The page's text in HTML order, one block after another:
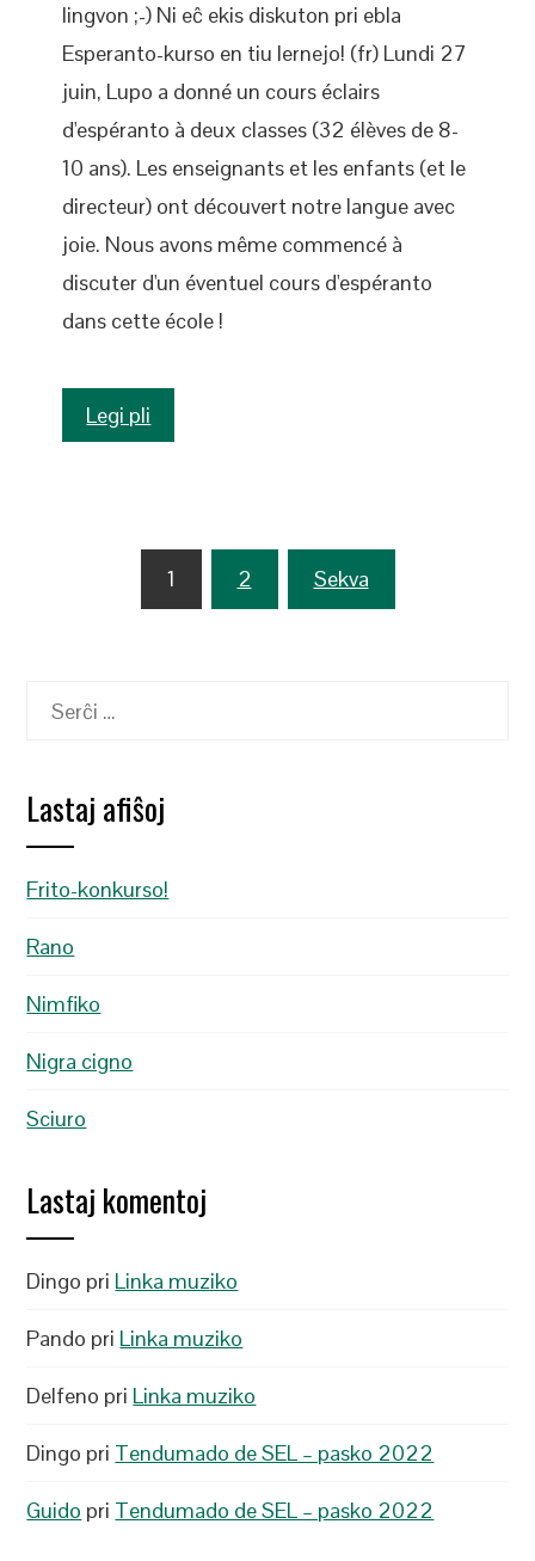
lingvon ;-) Ni eĉ ekis diskuton pri ebla
Esperanto-kurso en tiu lernejo! (fr) Lundi 27
juin, Lupo a donné un cours éclairs
d'espéranto à deux classes (32 élèves de 8-
10 ans). Les enseignants et les enfants (et le
directeur) ont découvert notre langue avec
joie. Nous avons même commencé à
discuter d'un éventuel cours d'espéranto
dans cette école !
Legi pli
1 2 Sekva
Serĉu:
Lastaj afiŝoj
Frito-konkurso!
Rano
Nimfiko
Nigra cigno
Sciuro
Lastaj komentoj
Dingo pri Linka muziko
Pando pri Linka muziko
Delfeno pri Linka muziko
Dingo pri Tendumado de SEL – pasko 2022
Guido pri Tendumado de SEL – pasko 2022